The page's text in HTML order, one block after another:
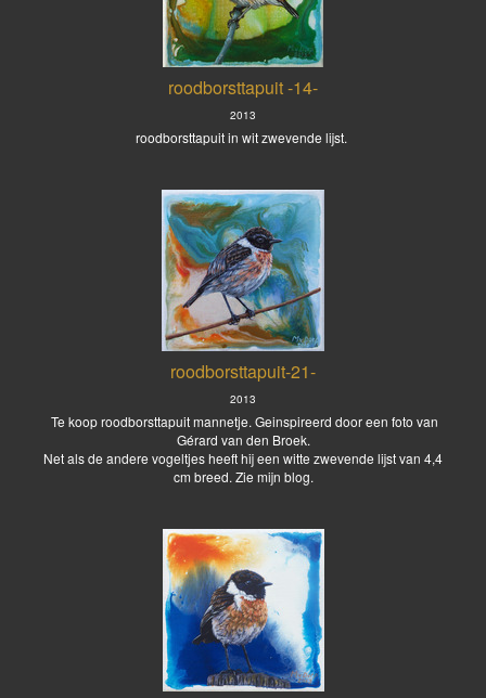
roodborsttapuit -14-
2013
roodborsttapuit in wit zwevende lijst.
roodborsttapuit-21-
2013
Te koop roodborsttapuit mannetje. Geinspireerd door een foto van
Gérard van den Broek.
Net als de andere vogeltjes heeft hij een witte zwevende lijst van 4,4
cm breed. Zie mijn blog.